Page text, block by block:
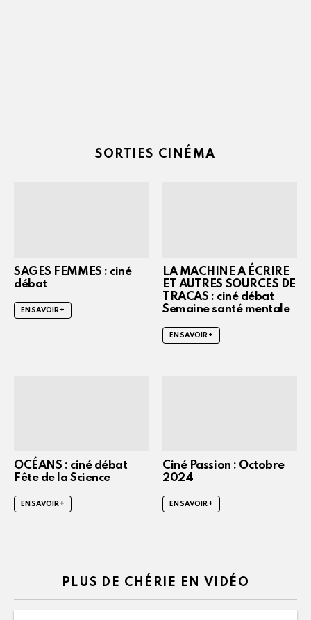
SORTIES CINÉMA
SAGES FEMMES : ciné
débat
EN SAVOIR +
LA MACHINE A ÉCRIRE
ET AUTRES SOURCES DE
TRACAS : ciné débat
Semaine santé mentale
EN SAVOIR +
OCÉANS : ciné débat
Fête de la Science
EN SAVOIR +
Ciné Passion : Octobre
2024
EN SAVOIR +
PLUS DE CHÉRIE EN VIDÉO